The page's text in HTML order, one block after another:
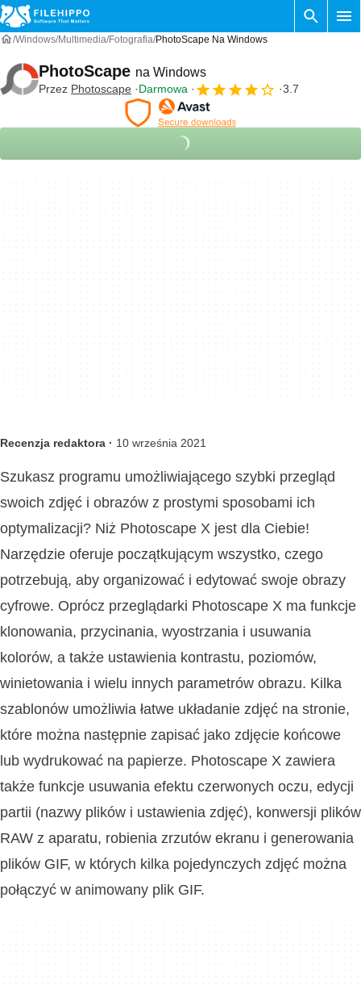
Windows Multimedia Fotografia PhotoScape Na Windows
PhotoScape na Windows
Przez Photoscape Darmowa 3.7
Recenzja redaktora · 10 września 2021
Szukasz programu umożliwiającego szybki przegląd
swoich zdjęć i obrazów z prostymi sposobami ich
optymalizacji? Niż Photoscape X jest dla Ciebie!
Narzędzie oferuje początkującym wszystko, czego
potrzebują, aby organizować i edytować swoje obrazy
cyfrowe. Oprócz przeglądarki Photoscape X ma funkcje
klonowania, przycinania, wyostrzania i usuwania
kolorów, a także ustawienia kontrastu, poziomów,
winietowania i wielu innych parametrów obrazu. Kilka
szablonów umożliwia łatwe układanie zdjęć na stronie,
które można następnie zapisać jako zdjęcie końcowe
lub wydrukować na papierze. Photoscape X zawiera
także funkcje usuwania efektu czerwonych oczu, edycji
partii (nazwy plików i ustawienia zdjęć), konwersji plików
RAW z aparatu, robienia zrzutów ekranu i generowania
plików GIF, w których kilka pojedynczych zdjęć można
połączyć w animowany plik GIF.